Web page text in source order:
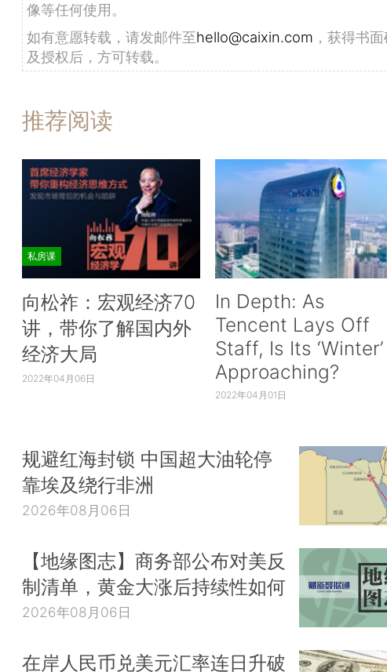
像等任何使用。
如有意愿转载，请发邮件至hello@caixin.com ，获得书
及授权后，方可转载。
推荐阅读
私房课
向松祚：宏观经济70
讲，带你了解国内外
经济大局
2022年04月06日
In Depth: As
Tencent Lays Off
Staff, Is Its ‘Winter’
Approaching?
2022年04月01日
规避红海封锁 中国超大油轮停
靠埃及绕行非洲
2026年08月06日
【地缘图志】商务部公布对美反
制清单，黄金大涨后持续性如何
2026年08月06日
在岸人民币兑美元汇率连日升破